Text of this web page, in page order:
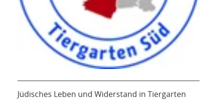
Jüdisches Leben und Widerstand in Tiergarten